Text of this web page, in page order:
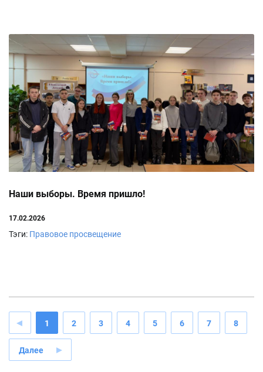
Наши выборы. Время пришло!
17.02.2026
Тэги: Правовое просвещение
1 2 3 4 5 6 7 8
Далее